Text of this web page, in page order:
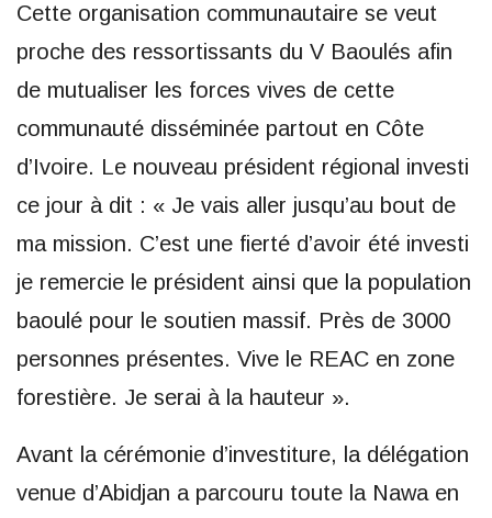
Cette organisation communautaire se veut
proche des ressortissants du V Baoulés afin
de mutualiser les forces vives de cette
communauté disséminée partout en Côte
d’Ivoire. Le nouveau président régional investi
ce jour à dit : « Je vais aller jusqu’au bout de
ma mission. C’est une fierté d’avoir été investi
je remercie le président ainsi que la population
baoulé pour le soutien massif. Près de 3000
personnes présentes. Vive le REAC en zone
forestière. Je serai à la hauteur ».
Avant la cérémonie d’investiture, la délégation
venue d’Abidjan a parcouru toute la Nawa en